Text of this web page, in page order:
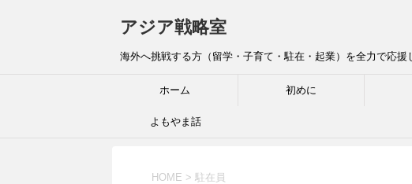
アジア戦略室
海外へ挑戦する方（留学・子育て・駐在・起業）を全力で応
ホーム 初めに
よもやま話
HOME > 駐在員